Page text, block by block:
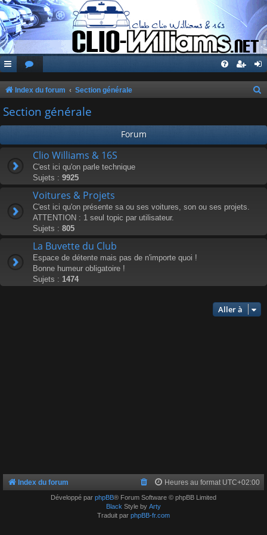
Index du forum Section générale
c
Section générale
Forum
Clio Williams & 16S
C'est ici qu'on parle technique
Sujets : 9925
Voitures & Projets
C'est ici qu'on présente sa ou ses voitures, son ou ses projets.
ATTENTION : 1 seul topic par utilisateur.
Sujets : 805
La Buvette du Club
Espace de détente mais pas de n'importe quoi !
Bonne humeur obligatoire !
Sujets : 1474
Aller à
Index du forum Heures au format UTC+02:00
Développé par phpBB® Forum Software © phpBB Limited
Black Style by Arty
Traduit par phpBB-fr.com